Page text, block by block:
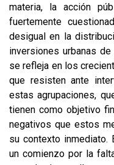
materia, la acción
fuertemente
desigual en la
inversiones urbanas
se refleja en los
que resisten ante
estas agrupaciones,
tienen como objetivo
negativos que estos
su contexto
un comienzo por la